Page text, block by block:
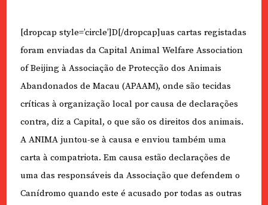
[dropcap style=’circle’]D[/dropcap]uas cartas registadas
foram enviadas da Capital Animal Welfare Association
of Beijing à Associação de Protecção dos Animais
Abandonados de Macau (APAAM), onde são tecidas
críticas à organização local por causa de declarações
contra, diz a Capital, o que são os direitos dos animais.
A ANIMA juntou-se à causa e enviou também uma
carta à compatriota. Em causa estão declarações de
uma das responsáveis da Associação que defendem o
Canídromo quando este é acusado por todas as outras